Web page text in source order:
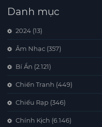
Danh mục
2024 (13)
Âm Nhạc (357)
Bí Ẩn (2.121)
Chiến Tranh (449)
Chiếu Rạp (346)
Chính Kịch (6.146)